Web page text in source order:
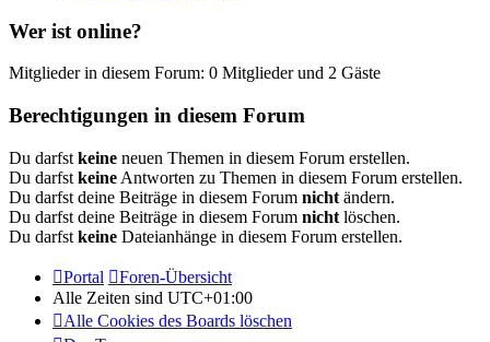
Wer ist online?
Mitglieder in diesem Forum: 0 Mitglieder und 2 Gäste
Berechtigungen in diesem Forum
Du darfst keine neuen Themen in diesem Forum erstellen.
Du darfst keine Antworten zu Themen in diesem Forum erstellen.
Du darfst deine Beiträge in diesem Forum nicht ändern.
Du darfst deine Beiträge in diesem Forum nicht löschen.
Du darfst keine Dateianhänge in diesem Forum erstellen.
Portal
Foren-Übersicht
Alle Zeiten sind UTC+01:00
Alle Cookies des Boards löschen